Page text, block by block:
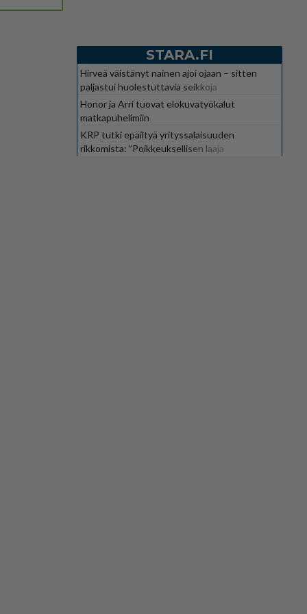
STARA.FI
Hirveä väistänyt nainen ajoi ojaan – sitten
paljastui huolestuttavia seikkoja
Honor ja Arri tuovat elokuvatyökalut
matkapuhelimiin
KRP tutki epäiltyä yrityssalaisuuden
rikkomista: ”Poikkeuksellisen laaja